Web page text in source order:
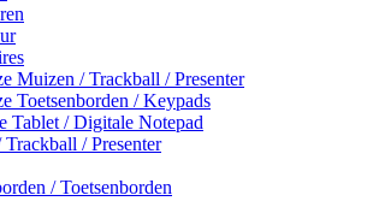
Muizen / Trackball / Presenter
Toetsenborden / Keypads
Tablet / Digitale Notepad
/ Presenter
/ Toetsenborden